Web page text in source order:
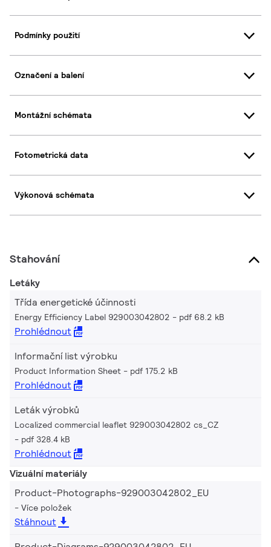
Podmínky použití
Označení a balení
Montážní schémata
Fotometrická data
Výkonová schémata
Stahování
Letáky
Třída energetické účinnosti
Energy Efficiency Label 929003042802 pdf 68.2 kB
Prohlédnout
Informační list výrobku
Product Information Sheet pdf 175.2 kB
Prohlédnout
Leták výrobků
Localized commercial leaflet 929003042802 cs_CZ
pdf 328.4 kB
Prohlédnout
Vizuální materiály
Product-Photographs-929003042802_EU
Více položek
Stáhnout